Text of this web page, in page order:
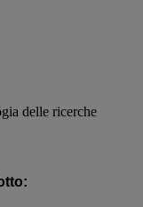
delle ricerche